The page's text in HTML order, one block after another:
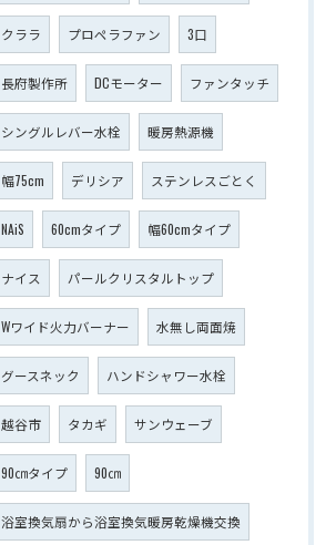
クララ プロペラファン 3口
長府製作所 DCモーター ファンタッチ
シングルレバー水栓 暖房熱源機
幅75cm デリシア ステンレスごとく
NAiS 60cmタイプ 幅60cmタイプ
ナイス パールクリスタルトップ
Wワイド火力バーナー 水無し両面焼
グースネック ハンドシャワー水栓
越谷市 タカギ サンウェーブ
90㎝タイプ 90㎝
浴室換気扇から浴室換気暖房乾燥機交換